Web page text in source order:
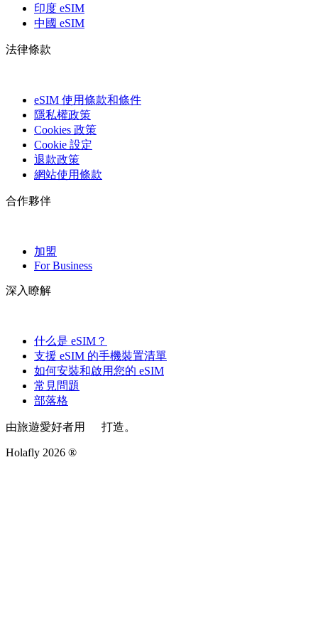
印度 eSIM
中國 eSIM
法律條款
eSIM 使用條款和條件
隱私權政策
Cookies 政策
Cookie 設定
退款政策
網站使用條款
合作夥伴
加盟
For Business
深入瞭解
什么是 eSIM？
支援 eSIM 的手機裝置清單
如何安裝和啟用您的 eSIM
常見問題
部落格
由旅遊愛好者用 打造。
Holafly 2026 ®